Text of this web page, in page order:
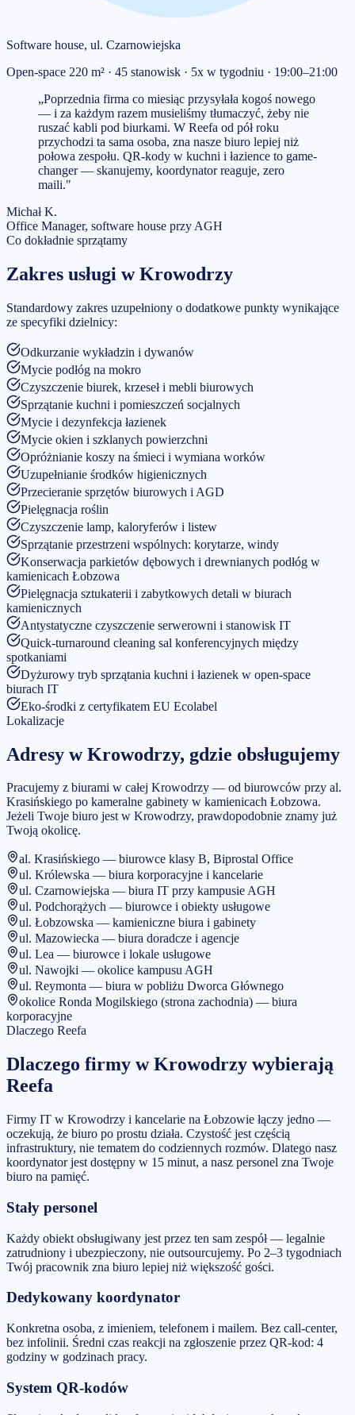
Software house, ul. Czarnowiejska
Open-space 220 m² · 45 stanowisk · 5x w tygodniu · 19:00–21:00
„Poprzednia firma co miesiąc przysyłała kogoś nowego
— i za każdym razem musieliśmy tłumaczyć, żeby nie
ruszać kabli pod biurkami. W Reefa od pół roku
przychodzi ta sama osoba, zna nasze biuro lepiej niż
połowa zespołu. QR-kody w kuchni i łazience to game-
changer — skanujemy, koordynator reaguje, zero
maili."
Michał K.
Office Manager, software house przy AGH
Co dokładnie sprzątamy
Zakres usługi wKrowodrzy
Standardowy zakres uzupełniony o dodatkowe punkty wynikające
ze specyfiki dzielnicy:
Odkurzanie wykładzin i dywanów
Mycie podłóg na mokro
Czyszczenie biurek, krzeseł i mebli biurowych
Sprzątanie kuchni i pomieszczeń socjalnych
Mycie i dezynfekcja łazienek
Mycie okien i szklanych powierzchni
Opróżnianie koszy na śmieci i wymiana worków
Uzupełnianie środków higienicznych
Przecieranie sprzętów biurowych i AGD
Pielęgnacja roślin
Czyszczenie lamp, kaloryferów i listew
Sprzątanie przestrzeni wspólnych: korytarze, windy
Konserwacja parkietów dębowych i drewnianych podłóg w
kamienicach Łobzowa
Pielęgnacja sztukaterii i zabytkowych detali w biurach
kamienicznych
Antystatyczne czyszczenie serwerowni i stanowisk IT
Quick-turnaround cleaning sal konferencyjnych między
spotkaniami
Dyżurowy tryb sprzątania kuchni i łazienek w open-space
biurach IT
Eko-środki z certyfikatem EU Ecolabel
Lokalizacje
Adresy wKrowodrzy, gdzie obsługujemy
Pracujemy z biurami w całej Krowodrzy — od biurowców przy al.
Krasińskiego po kameralne gabinety w kamienicach Łobzowa.
Jeżeli Twoje biuro jest w Krowodrzy, prawdopodobnie znamy już
Twoją okolicę.
al. Krasińskiego — biurowce klasy B, Biprostal Office
ul. Królewska — biura korporacyjne i kancelarie
ul. Czarnowiejska — biura IT przy kampusie AGH
ul. Podchorążych — biurowce i obiekty usługowe
ul. Łobzowska — kamieniczne biura i gabinety
ul. Mazowiecka — biura doradcze i agencje
ul. Lea — biurowce i lokale usługowe
ul. Nawojki — okolice kampusu AGH
ul. Reymonta — biura w pobliżu Dworca Głównego
okolice Ronda Mogilskiego (strona zachodnia) — biura
korporacyjne
Dlaczego Reefa
Dlaczego firmy wKrowodrzy wybierają
Reefa
Firmy IT w Krowodrzy i kancelarie na Łobzowie łączy jedno —
oczekują, że biuro po prostu działa. Czystość jest częścią
infrastruktury, nie tematem do codziennych rozmów. Dlatego nasz
koordynator jest dostępny w 15 minut, a nasz personel zna Twoje
biuro na pamięć.
Stały personel
Każdy obiekt obsługiwany jest przez ten sam zespół — legalnie
zatrudniony i ubezpieczony, nie outsourcujemy. Po 2–3 tygodniach
Twój pracownik zna biuro lepiej niż większość gości.
Dedykowany koordynator
Konkretna osoba, z imieniem, telefonem i mailem. Bez call-center,
bez infolinii. Średni czas reakcji na zgłoszenie przez QR-kod: 4
godziny w godzinach pracy.
System QR-kodów